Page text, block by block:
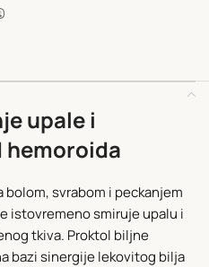
upale i
hemoroida
svrabom i peckanjem
istovremeno smiruje upalu i
tkiva. Proktol biljne
bazi sinergije lekovitog bilja